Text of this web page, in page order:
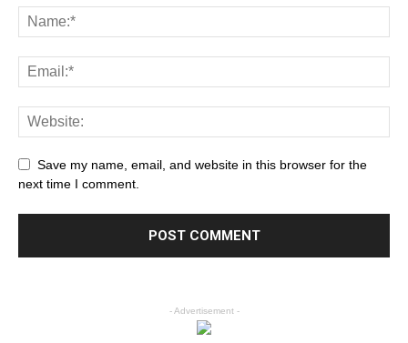
Save my name, email, and website in this browser for the
next time I comment.
- Advertisement -